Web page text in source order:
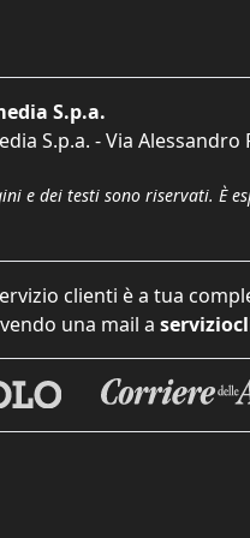
S.p.a.
S.p.a. - Via Alessandro
e dei testi sono riservati. È
clienti è a tua
una mail a